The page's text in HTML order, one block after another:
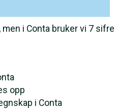
i Conta bruker vi 7
opp
i Conta